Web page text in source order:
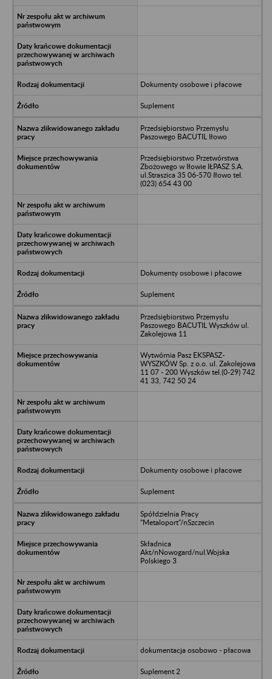
Dokumenty osobowe i płacowe
Suplement
Przedsiębiorstwo Przemysłu
Paszowego BACUTIL Iłowo
Przedsiębiorstwo Przetwórstwa
Zbożowego w Iłowie IŁPASZ S.A.
ul.Straszica 35 06-570 Iłowo tel.
(023) 654 43 00
Dokumenty osobowe i płacowe
Suplement
Przedsiębiorstwo Przemysłu
Paszowego BACUTIL Wyszków ul.
Zakolejowa 11
Wytwórnia Pasz EKSPASZ-
WYSZKÓW Sp. z o.o. ul. Zakolejowa
11 07 - 200 Wyszków tel.(0-29) 742
41 33, 742 50 24
Dokumenty osobowe i płacowe
Suplement
Spółdzielnia Pracy
"Metaloport"/nSzczecin
Składnica
Akt/nNowogard/nul.Wojska
Polskiego 3
dokumentacja osobowo - płacowa
Suplement 2